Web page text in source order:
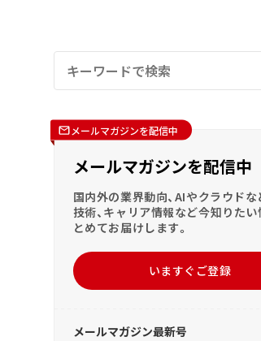
メールマガジンを配信中
メールマガジンを配信中
国内外の業界動向、AIやクラウド
技術、キャリア情報など今知りたい
とめてお届けします。
いますぐご登録
メールマガジン最新号